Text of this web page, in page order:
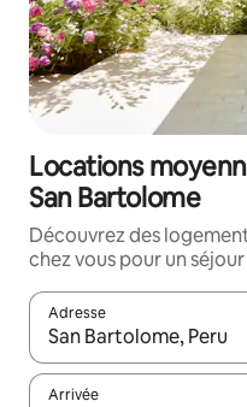
Locations
San Bartolome
Découvrez des
chez vous pour un
Adresse
Lorsque les résultats
Arrivée